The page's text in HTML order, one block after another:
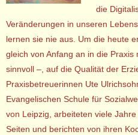
die
Veränderungen in unseren
lernen sie nie aus. Um die heute
gleich von Anfang an in die
sinnvoll –, auf die Qualität der
Praxisbetreuerinnen Ute
Evangelischen Schule für
von Leipzig, arbeiteten viele
Seiten und berichten von ihren